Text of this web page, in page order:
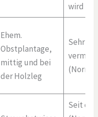
wird
Ehem.
Obstplantage,
mittig und bei
der Holzleg
Sehr
Seit ca.